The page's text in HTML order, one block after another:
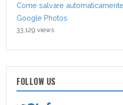
Come salvare
Google Photos
33,129 views
FOLLOW US